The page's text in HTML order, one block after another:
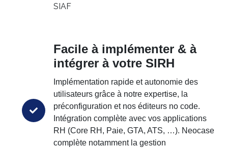
SIAF
Facile à implémenter & à
intégrer à votre SIRH
Implémentation rapide et autonomie des
utilisateurs grâce à notre expertise, la
préconfiguration et nos éditeurs no code.
Intégration complète avec vos applications
RH (Core RH, Paie, GTA, ATS, …). Neocase
complète notamment la gestion